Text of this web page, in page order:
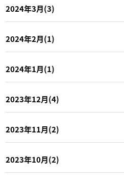
2024年3月(3)
2024年2月(1)
2024年1月(1)
2023年12月(4)
2023年11月(2)
2023年10月(2)